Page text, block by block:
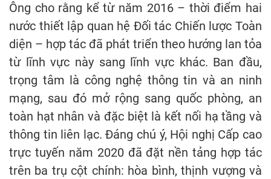
Ông cho rằng kể từ năm 2016 – thời điểm hai
nước thiết lập quan hệ Đối tác Chiến lược Toàn
diện – hợp tác đã phát triển theo hướng lan tỏa
từ lĩnh vực này sang lĩnh vực khác. Ban đầu,
trọng tâm là công nghệ thông tin và an ninh
mạng, sau đó mở rộng sang quốc phòng, an
toàn hạt nhân và đặc biệt là kết nối hạ tầng và
thông tin liên lạc. Đáng chú ý, Hội nghị Cấp cao
trực tuyến năm 2020 đã đặt nền tảng hợp tác
trên ba trụ cột chính: hòa bình, thịnh vượng và